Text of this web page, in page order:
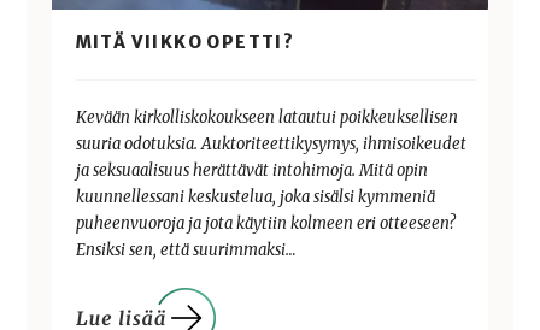
MITÄ VIIKKO OPETTI?
Kevään kirkolliskokoukseen latautui poikkeuksellisen
suuria odotuksia. Auktoriteettikysymys, ihmisoikeudet
ja seksuaalisuus herättävät intohimoja. Mitä opin
kuunnellessani keskustelua, joka sisälsi kymmeniä
puheenvuoroja ja jota käytiin kolmeen eri otteeseen?
Ensiksi sen, että suurimmaksi…